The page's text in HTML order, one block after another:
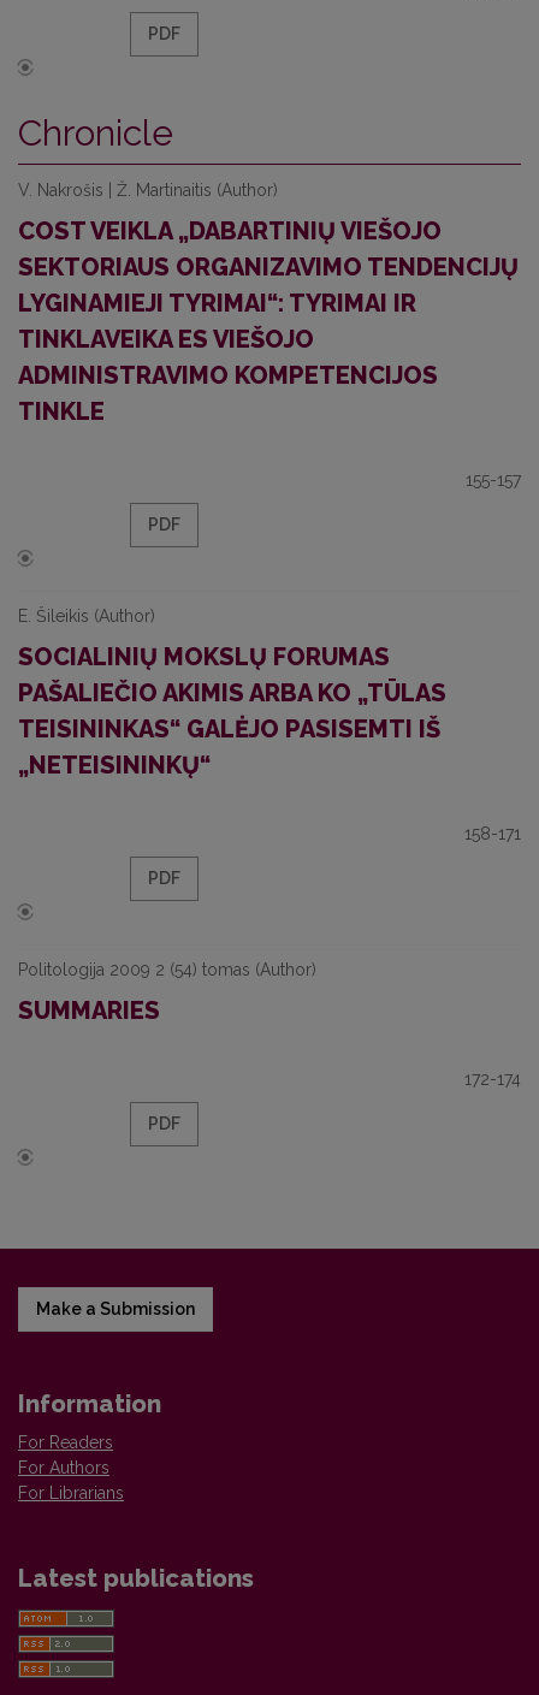
PDF
Chronicle
V. Nakrošis | Ž. Martinaitis (Author)
COST VEIKLA „DABARTINIŲ VIEŠOJO
SEKTORIAUS ORGANIZAVIMO TENDENCIJŲ
LYGINAMIEJI TYRIMAI“: TYRIMAI IR
TINKLAVEIKA ES VIEŠOJO
ADMINISTRAVIMO KOMPETENCIJOS
TINKLE
155-157
PDF
E. Šileikis (Author)
SOCIALINIŲ MOKSLŲ FORUMAS
PAŠALIEČIO AKIMIS ARBA KO „TŪLAS
TEISININKAS“ GALĖJO PASISEMTI IŠ
„NETEISININKŲ“
158-171
PDF
Politologija 2009 2 (54) tomas (Author)
SUMMARIES
172-174
PDF
Make a Submission
Information
For Readers
For Authors
For Librarians
Latest publications